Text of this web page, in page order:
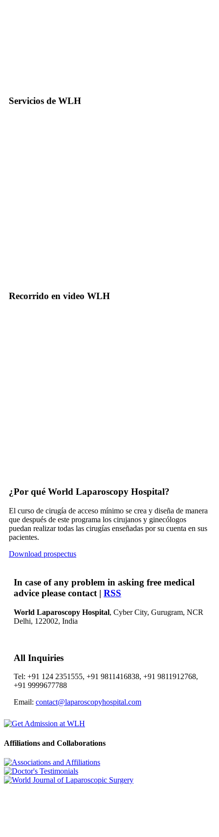
Servicios de WLH
Recorrido en video WLH
¿Por qué World Laparoscopy Hospital?
El curso de cirugía de acceso mínimo se crea y diseña de manera
que después de este programa los cirujanos y ginecólogos
puedan realizar todas las cirugías enseñadas por su cuenta en sus
pacientes.
Download prospectus
In case of any problem in asking free medical
advice please contact | RSS
World Laparoscopy Hospital, Cyber City, Gurugram, NCR
Delhi, 122002, India
All Inquiries
Tel: +91 124 2351555, +91 9811416838, +91 9811912768,
+91 9999677788
Email: contact@laparoscopyhospital.com
Affiliations and Collaborations